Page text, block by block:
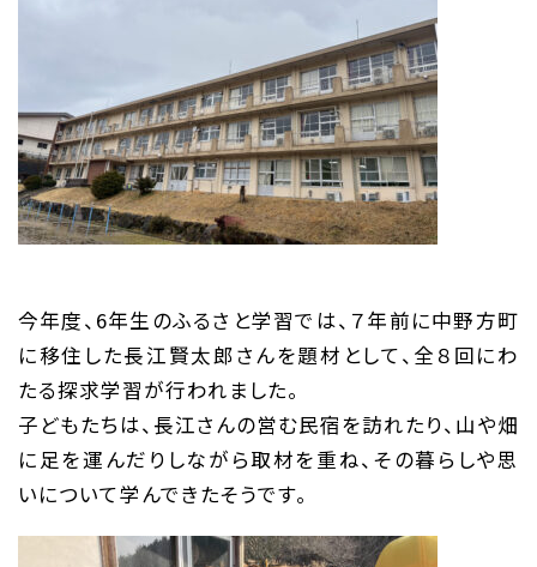
今年度、6年生のふるさと学習では、７年前に中野方町
に移住した長江賢太郎さんを題材として、全８回にわ
たる探求学習が行われました。
子どもたちは、長江さんの営む民宿を訪れたり、山や畑
に足を運んだりしながら取材を重ね、その暮らしや思
いについて学んできたそうです。